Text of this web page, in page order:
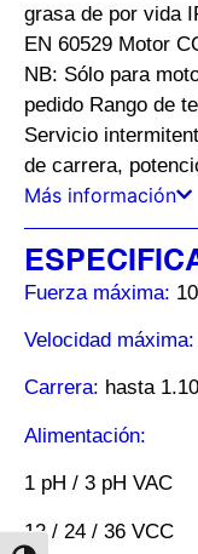
grasa de por vida
EN 60529 Motor
NB: Sólo para
pedido Rango de
Servicio
de carrera,
Más información
Fuerza máxima:
Velocidad máxima:
Carrera: hasta
Alimentación:
1 pH / 3 pH VAC
12 / 24 / 36 VCC